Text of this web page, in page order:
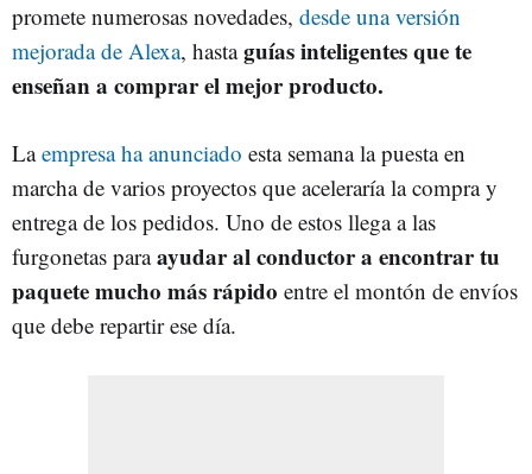
promete numerosas novedades, desde una versión
mejorada de Alexa, hastaguías inteligentes que te
enseñan a comprar el mejor producto.
Laempresa ha anunciado esta semana la puesta en
marcha de varios proyectos que aceleraría la compra y
entrega de los pedidos. Uno de estos llega a las
furgonetas paraayudar al conductor a encontrar tu
paquete mucho más rápido entre el montón de envíos
que debe repartir ese día.